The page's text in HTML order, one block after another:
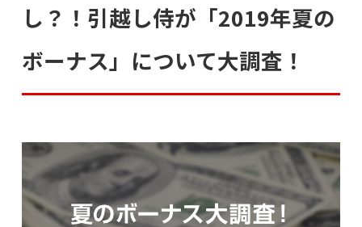
し？！引越し侍が「2019年夏の
ボーナス」について大調査！